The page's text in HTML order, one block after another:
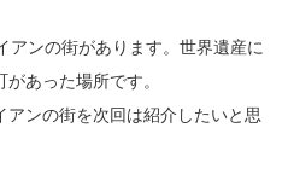
アンの街があります。世界遺産に
あった場所です。
アンの街を次回は紹介したいと思